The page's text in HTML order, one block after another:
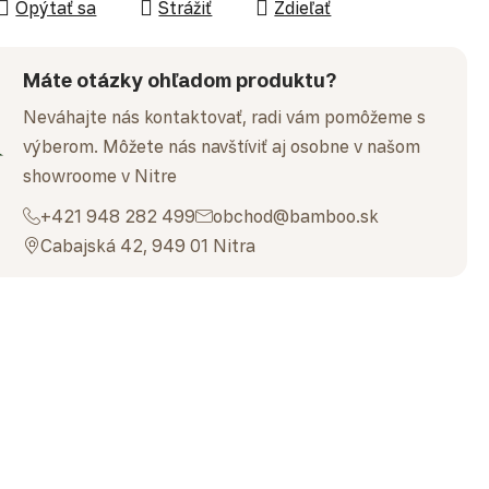
Opýtať sa Strážiť Zdieľať
Máte otázky ohľadom produktu?
Neváhajte nás kontaktovať, radi vám pomôžeme s
výberom. Môžete nás navštíviť aj osobne v našom
showroome v Nitre
+421 948 282 499
obchod@bamboo.sk
Cabajská 42, 949 01 Nitra